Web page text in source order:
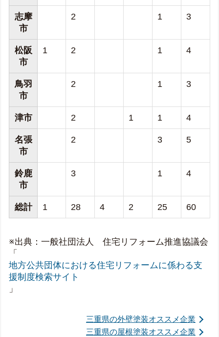
志摩
市
2 1 3
松阪
市
1 2 1 4
鳥羽
市
2 1 3
津市 2 1 1 4
名張
市
2 3 5
鈴鹿
市
3 1 4
総計 1 28 4 2 25 60
※出典：一般社団法人 住宅リフォーム推進協議会
「
地方公共団体における住宅リフォームに係わる支
援制度検索サイト
」
三重県の外壁塗装オススメ企業
三重県の屋根塗装オススメ企業